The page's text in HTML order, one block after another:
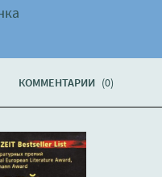
КОММЕНТАРИИ (0)